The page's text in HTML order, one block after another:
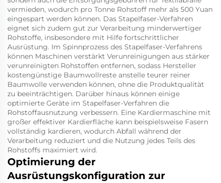
vermieden, wodurch pro Tonne Rohstoff mehr als 500 Yuan
eingespart werden können. Das Stapelfaser-Verfahren
eignet sich zudem gut zur Verarbeitung minderwertiger
Rohstoffe, insbesondere mit Hilfe fortschrittlicher
Ausrüstung. Im Spinnprozess des Stapelfaser-Verfahrens
können Maschinen verstärkt Verunreinigungen aus stärker
verunreinigten Rohstoffen entfernen, sodass Hersteller
kostengünstige Baumwollreste anstelle teurer reiner
Baumwolle verwenden können, ohne die Produktqualität
zu beeinträchtigen. Darüber hinaus können einige
optimierte Geräte im Stapelfaser-Verfahren die
Rohstoffausnutzung verbessern. Eine Kardiermaschine mit
großer effektiver Kardierfläche kann beispielsweise Fasern
vollständig kardieren, wodurch Abfall während der
Verarbeitung reduziert und die Nutzung jedes Teils des
Rohstoffs maximiert wird.
Optimierung der
Ausrüstungskonfiguration zur